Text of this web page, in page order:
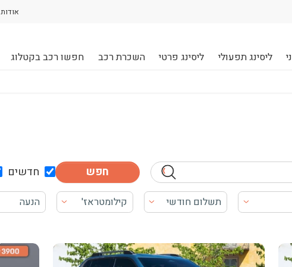
אודות
ליסינג תפעולי ליסינג פרטי השכרת רכב חפשו רכב בקטלוג
חדשים
תשלום חודשי קילומטראז' הנעה